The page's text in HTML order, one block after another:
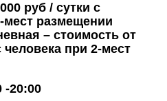
руб / сутки с
мест размещении
– стоимость от
человека при 2-мест
-20:00